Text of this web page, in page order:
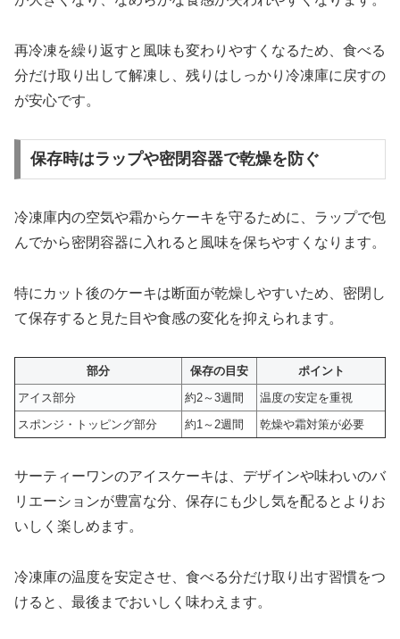
再冷凍を繰り返すと風味も変わりやすくなるため、食べる
分だけ取り出して解凍し、残りはしっかり冷凍庫に戻すの
が安心です。
保存時はラップや密閉容器で乾燥を防ぐ
冷凍庫内の空気や霜からケーキを守るために、ラップで包
んでから密閉容器に入れると風味を保ちやすくなります。
特にカット後のケーキは断面が乾燥しやすいため、密閉し
て保存すると見た目や食感の変化を抑えられます。
部分 保存の目安
ポイント
アイス部分
約2～3週間
温度の安定を重視
スポンジ・トッピング部分
約1～2週間 乾燥や霜対策が必要
サーティーワンのアイスケーキは、デザインや味わいのバ
リエーションが豊富な分、保存にも少し気を配るとよりお
いしく楽しめます。
冷凍庫の温度を安定させ、食べる分だけ取り出す習慣をつ
けると、最後までおいしく味わえます。